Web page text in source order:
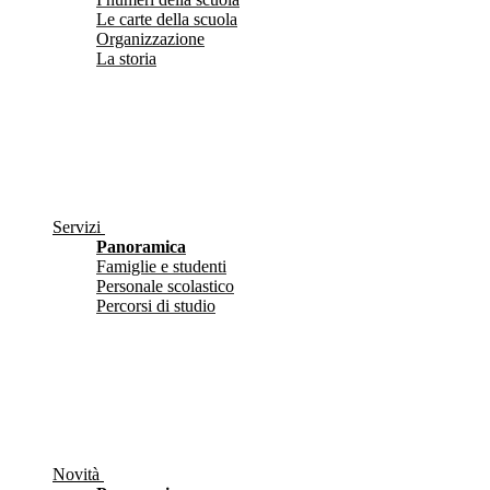
Le carte della scuola
Organizzazione
La storia
Servizi
Panoramica
Famiglie e studenti
Personale scolastico
Percorsi di studio
Novità